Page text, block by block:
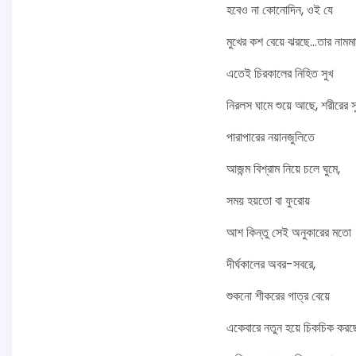
হবেও না কোনোদিন, ওই যে
মুখের কশ বেয়ে ঝরছে…তার
এতেই চিরকালের নিহিত সুখ
নিরলস ঘামে শুয়ে আছে, শরীরের
পারাপারের নয়ানজুলিতে
আজন্ম বিশ্রাম নিয়ে চলে ঘুমে,
সময় হয়তো বা ফুরোয়
আশ কিন্তু সেই অনুকারের মতো
দীর্ঘকালের অবর-সবরে,
শুকনো শীকরের গাত্র বেয়ে
একেবারে নতুন হয়ে চিকচিক